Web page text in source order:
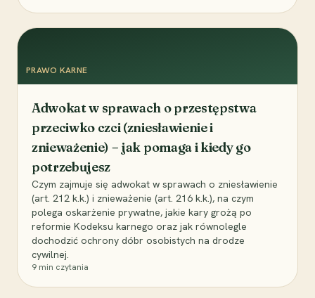
PRAWO KARNE
Adwokat w sprawach o przestępstwa
przeciwko czci (zniesławienie i
znieważenie) – jak pomaga i kiedy go
potrzebujesz
Czym zajmuje się adwokat w sprawach o zniesławienie
(art. 212 k.k.) i znieważenie (art. 216 k.k.), na czym
polega oskarżenie prywatne, jakie kary grożą po
reformie Kodeksu karnego oraz jak równolegle
dochodzić ochrony dóbr osobistych na drodze
cywilnej.
9 min czytania